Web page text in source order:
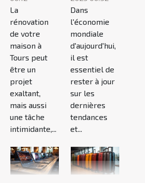
La
rénovation
de votre
maison à
Tours peut
être un
projet
exaltant,
mais aussi
une tâche
intimidante,...
Dans
l'économie
mondiale
d'aujourd'hui,
il est
essentiel de
rester à jour
sur les
dernières
tendances
et...